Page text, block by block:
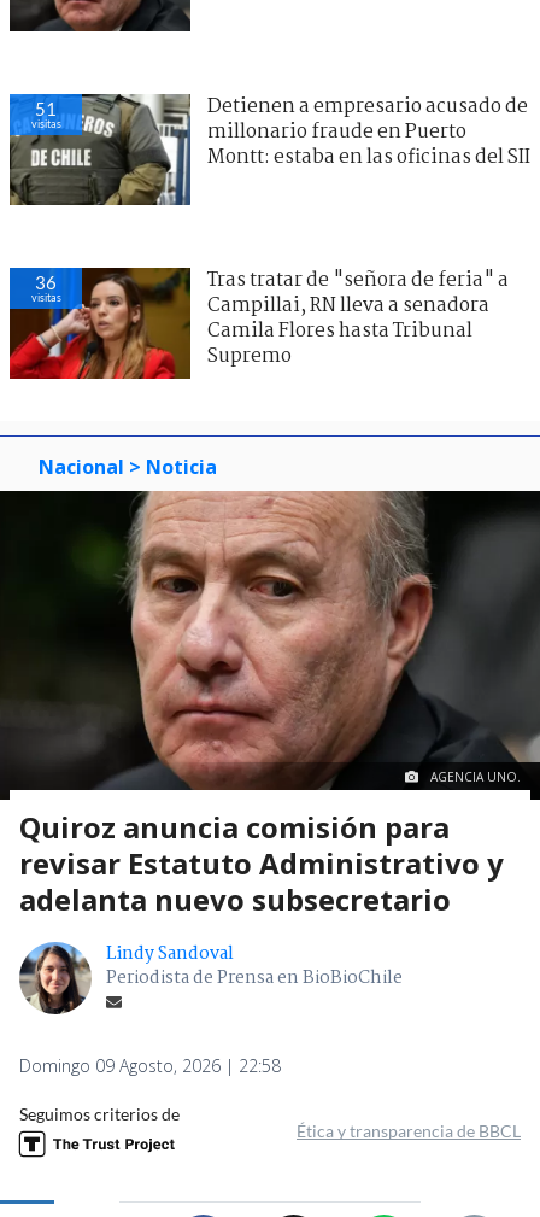
51
visitas
Detienen a empresario acusado de
millonario fraude en Puerto
Montt: estaba en las oficinas del SII
36
visitas
Tras tratar de "señora de feria" a
Campillai, RN lleva a senadora
Camila Flores hasta Tribunal
Supremo
Nacional > Noticia
AGENCIA UNO.
Quiroz anuncia comisión para
revisar Estatuto Administrativo y
adelanta nuevo subsecretario
Lindy Sandoval
Periodista de Prensa en BioBioChile
Domingo 09 Agosto, 2026 | 22:58
Seguimos criterios de
Ética y transparencia de BBCL